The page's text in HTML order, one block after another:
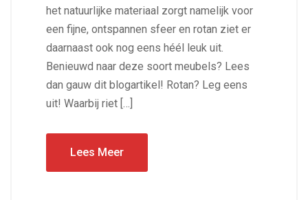
het natuurlijke materiaal zorgt namelijk voor
een fijne, ontspannen sfeer en rotan ziet er
daarnaast ook nog eens héél leuk uit.
Benieuwd naar deze soort meubels? Lees
dan gauw dit blogartikel! Rotan? Leg eens
uit! Waarbij riet […]
Lees Meer